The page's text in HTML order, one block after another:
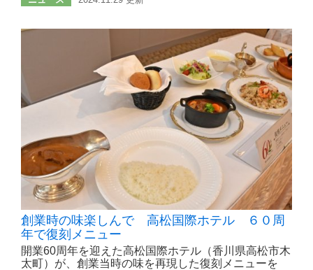
創業時の味楽しんで 高松国際ホテル ６０周
年で復刻メニュー
開業60周年を迎えた高松国際ホテル（香川県高松市木
太町）が、創業当時の味を再現した復刻メニューを